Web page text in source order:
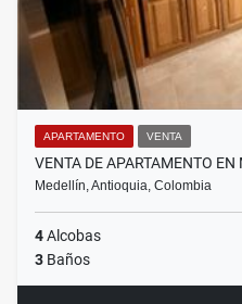
APARTAMENTO VENTA
VENTA DE APARTAMENTO
Medellín, Antioquia, Colombia
4Alcobas
3 Baños